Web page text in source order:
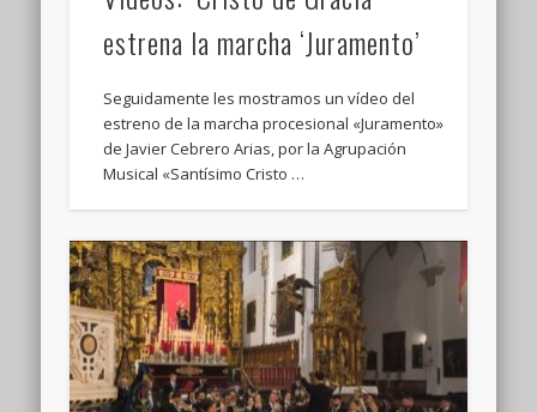
estrena la marcha ‘Juramento’
Seguidamente les mostramos un vídeo del
estreno de la marcha procesional «Juramento»
de Javier Cebrero Arias, por la Agrupación
Musical «Santísimo Cristo …